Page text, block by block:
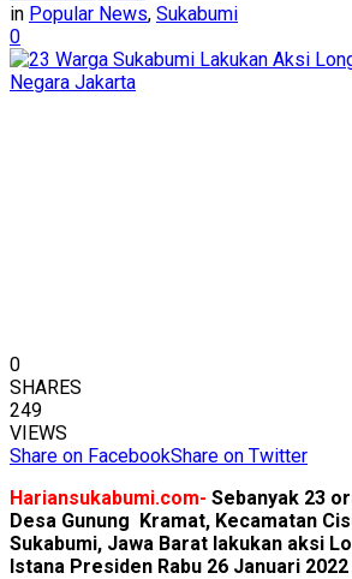
in Popular News, Sukabumi
0
0
SHARES
249
VIEWS
Share on FacebookShare on Twitter
Hariansukabumi.com- Sebanyak 23
Desa Gunung Kramat, Kecamatan
Sukabumi, Jawa Barat lakukan aksi
Istana Presiden Rabu 26 Januari 2022